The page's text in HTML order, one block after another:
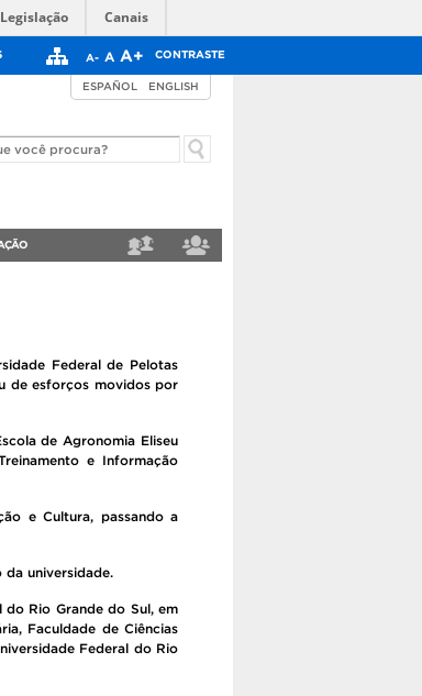
Legislação Canais
A- A A+ CONTRASTE
ESPAÑOL ENGLISH
ESTUDANTE
Federal de Pelotas
de esforços movidos por
de Agronomia Eliseu
e Informação
e Cultura, passando a
universidade.
Rio Grande do Sul, em
Faculdade de Ciências
Federal do Rio